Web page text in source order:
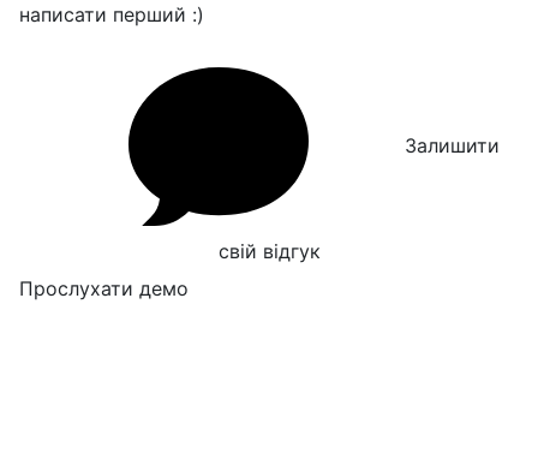
написати перший :)
Залишити
свій відгук
Прослухати демо